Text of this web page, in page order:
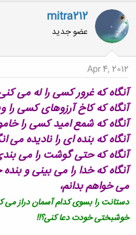
و
ع
ک
ن
ن
د
ه
م
و
ض
و
ع
ر
ی
خ
ر
mitra212
عضو جدید
Apr 4, 2012
آنگاه که غرور کسی را له می
آنگاه که کاخ آرزوهای کسی را
آنگاه که شمع امید کسی را
آنگاه که بنده ای را نادیده می
آنگاه که حتی گوشت را می
آنگاه که خدا را می بینی و
می خواهم بدانم،
دستانت را بسوی کدام آسمان دراز می
خوشبختی خودت دعا کنی؟!!